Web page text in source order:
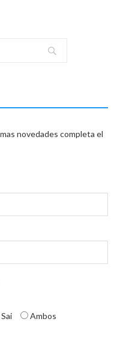
novedades completa el
Ambos